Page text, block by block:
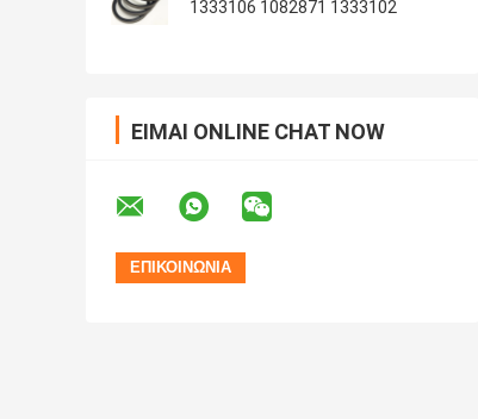
1333106 1082871 1333102
ΕΊΜΑΙ ONLINE CHAT NOW